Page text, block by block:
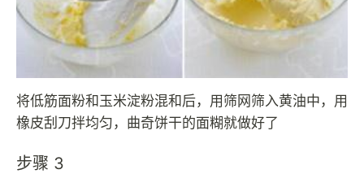
将低筋面粉和玉米淀粉混和后，用筛网筛入黄油中，用
橡皮刮刀拌均匀，曲奇饼干的面糊就做好了
步骤 3